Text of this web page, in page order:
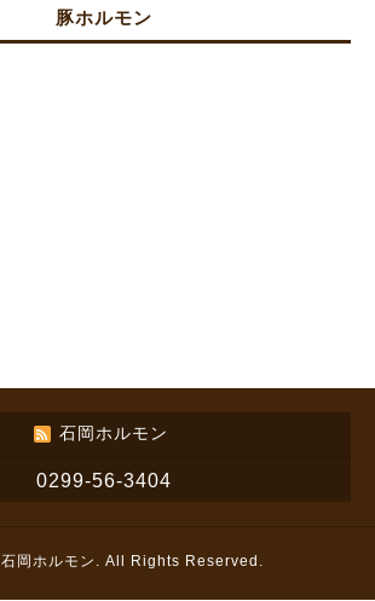
豚ホルモン
石岡ホルモン
0299-56-3404
石岡ホルモン . All Rights Reserved.